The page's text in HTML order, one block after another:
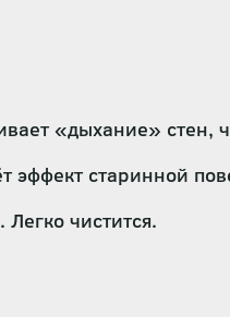
«дыхание» стен,
эффект старинной
чистится.